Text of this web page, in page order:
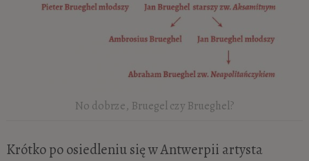
No dobrze, Bruegel czy Brueghel?
Krótko po osiedleniu się w Antwerpii artysta